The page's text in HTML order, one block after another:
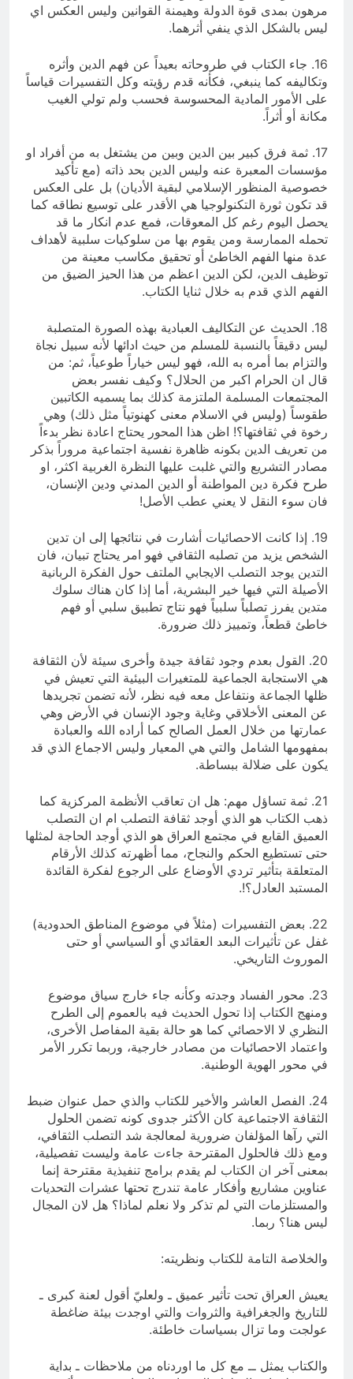
مرهون بمدى قوة الدولة وهيمنة القوانين وليس العكس اي
ليس بالشكل الذي ينفي أثرهما.
16. جاء الكتاب في طروحاته بعيداً عن فهم الدين وأثره
وتكاليفه كما ينبغي، فكأنه قدم رؤيته وكل التفسيرات قياساً
على الأمور المادية المحسوسة فحسب ولم تولي الغيب
مكانة أو أثراً.
17. ثمة فرق كبير بين الدين وبين من يشتغل به من أفراد او
مؤسسات المعبرة عنه وليس الدين بحد ذاته (مع تأكيد
خصوصية المنظور الإسلامي لبقية الأديان) بل على العكس
قد تكون ثورة التكنولوجيا هي الأقدر على توسيع نطاقه كما
يحصل اليوم رغم كل المعوقات، فمع عدم انكار ما قد
تحمله الممارسة ومن يقوم بها من سلوكيات سلبية لأهداف
عدة منها الفهم الخاطئ أو تحقيق مكاسب معينة من
توظيف الدين، لكن الدين اعظم من هذا الحيز الضيق من
الفهم الذي قدم به خلال ثنايا الكتاب.
18. الحديث عن التكاليف العبادية بهذه الصورة المتصلبة
ليس دقيقاً بالنسبة للمسلم من حيث ادائها لأنه سبيل نجاة
والتزام بما أمره به الله، فهو ليس خياراً طوعياً، ثم: من
قال ان الحرام اكبر من الحلال؟ وكيف نفسر بعض
المجتمعات المسلمة الملتزمة كذلك بما يسميه الكاتبين
طقوساً (وليس في الاسلام معنى كهنوتياً مثل ذلك) وهي
رخوة في ثقافتها؟! اظن هذا المحور يحتاج اعادة نظر بدءاً
من تعريف الدين بكونه ظاهرة نفسية اجتماعية مروراً بذكر
مصادر التشريع والتي غلبت عليها النظرة الغربية اكثر، او
طرح فكرة دين المواطنة أو الدين المدني ودين الإنسان،
فان سوء النقل لا يعني عطب الأصل!
19. إذا كانت الاحصائيات أشارت في نتائجها إلى ان تدين
الشخص يزيد من تصلبه الثقافي فهو امر يحتاج تبيان، فان
التدين يوجد التصلب الايجابي الملتف حول الفكرة الربانية
الأصيلة التي فيها خير البشرية، أما إذا كان هناك سلوك
متدين يفرز تصلباً سلبياً فهو نتاج تطبيق سلبي أو فهم
خاطئ قطعاً، وتمييز ذلك ضرورة.
20. القول بعدم وجود ثقافة جيدة وأخرى سيئة لأن الثقافة
هي الاستجابة الجماعية للمتغيرات البيئية التي تعيش في
ظلها الجماعة ونتفاعل معه فيه نظر، لأنه تضمن تجريدها
عن المعنى الأخلاقي وغاية وجود الإنسان في الأرض وهي
عمارتها من خلال العمل الصالح كما أراده الله والعبادة
بمفهومها الشامل والتي هي المعيار وليس الاجماع الذي قد
يكون على ضلالة ببساطة.
21. ثمة تساؤل مهم: هل ان تعاقب الأنظمة المركزية كما
ذهب الكتاب هو الذي أوجد ثقافة التصلب ام ان التصلب
العميق القابع في مجتمع العراق هو الذي أوجد الحاجة لمثلها
حتى تستطيع الحكم والنجاح، مما أظهرته كذلك الأرقام
المتعلقة بتأثير تردي الأوضاع على الرجوع لفكرة القائدة
المستبد العادل؟!.
22. بعض التفسيرات (مثلاً في موضوع المناطق الحدودية)
غفل عن تأثيرات البعد العقائدي أو السياسي أو حتى
الموروث التاريخي.
23. محور الفساد وجدته وكأنه جاء خارج سياق موضوع
ومنهج الكتاب إذا تحول الحديث فيه بالعموم إلى الطرح
النظري لا الاحصائي كما هو حالة بقية المفاصل الأخرى،
واعتماد الاحصائيات من مصادر خارجية، وربما تكرر الأمر
في محور الهوية الوطنية.
24. الفصل العاشر والأخير للكتاب والذي حمل عنوان ضبط
الثقافة الاجتماعية كان الأكثر جدوى كونه تضمن الحلول
التي رآها المؤلفان ضرورية لمعالجة شد التصلب الثقافي،
ومع ذلك فالحلول المقترحة جاءت عامة وليست تفصيلية،
بمعنى آخر ان الكتاب لم يقدم برامج تنفيذية مقترحة إنما
عناوين مشاريع وأفكار عامة تندرج تحتها عشرات التحديات
والمستلزمات التي لم تذكر ولا نعلم لماذا؟ هل لان المجال
ليس هنا؟ ربما.
والخلاصة التامة للكتاب ونظريته:
يعيش العراق تحت تأثير عميق ـ ولعليّ أقول لعنة كبرى ـ
للتاريخ والجغرافية والثروات والتي اوجدت بيئة ضاغطة
عولجت وما تزال بسياسات خاطئة.
والكتاب يمثل ــ مع كل ما اوردناه من ملاحظات ـ بداية